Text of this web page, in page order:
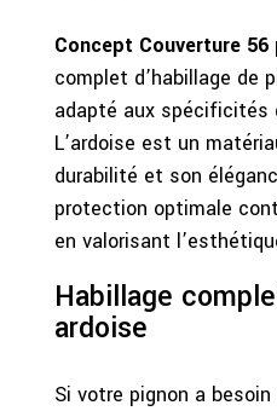
Concept Couverture 56
complet d’habillage de
adapté aux spécificités
L’ardoise est un
durabilité et son
protection optimale
en valorisant
Habillage
ardoise
Si votre pignon a besoin